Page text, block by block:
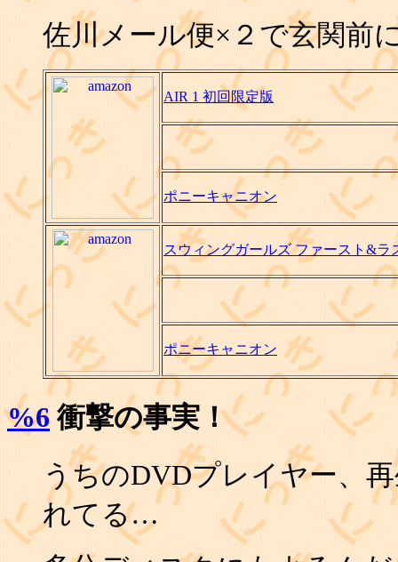
佐川メール便×２で玄関前
AIR 1 初回限定版
ポニーキャニオン
スウィングガールズ ファースト&ラ
ポニーキャニオン
%6 衝撃の事実！
うちのDVDプレイヤー、
れてる…